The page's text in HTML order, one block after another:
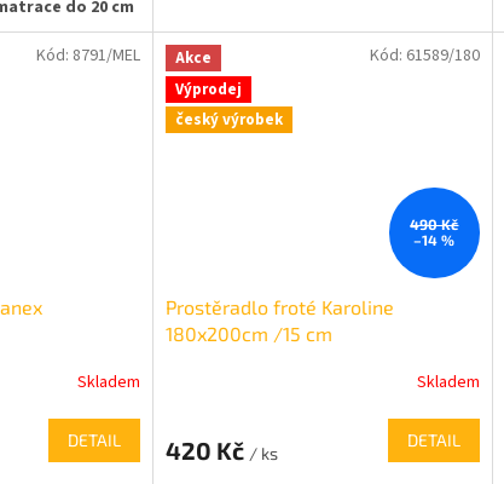
do 20 cm
Skladem
DETAIL
Kód: 8791/MEL
Akce
Výprodej
český výrobek
490 Kč
–14 %
Prostěradlo froté Karoline
180x200cm /15 cm
Skladem
420 Kč / ks
DETAIL
Kód: 61589/180